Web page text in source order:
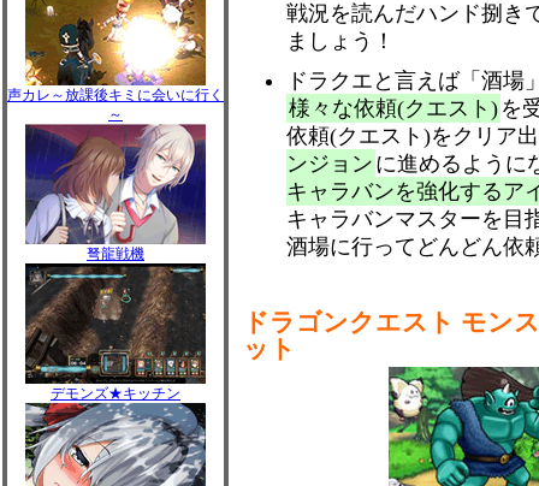
声カレ～放課後キミに会いに行く
～
弩龍戦機
デモンズ★キッチン
戦況を読んだハンド捌き
ましょう！
ドラクエと言えば「酒
様々な依頼(クエスト) を
依頼(クエスト)をクリア
ンジョン に進めるように
キャラバンを強化するア
キャラバンマスターを目
酒場に行ってどんどん依
ドラゴンクエスト モン
ット